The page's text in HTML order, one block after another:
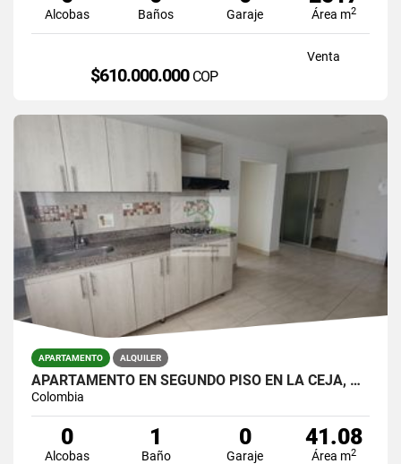
Alcobas Baños Garaje Área m2
Venta
$610.000.000 COP
APARTAMENTO ALQUILER
APARTAMENTO EN SEGUNDO PISO EN LA CEJA, ANTIOQUIA
Colombia
0
Alcobas
1
Baño
0
Garaje
41.08
Área m2